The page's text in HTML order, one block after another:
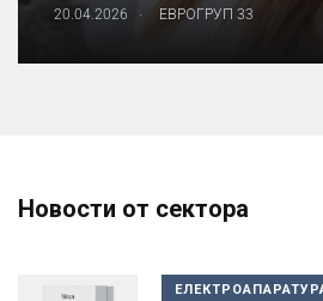
20.04.2026 . ЕВРОГРУП 33
Новости от сектора